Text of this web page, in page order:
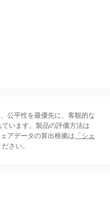
公平性を最優先に、客観的な
います。製品の評価方法は
アデータの算出根拠は 「シェ
さい。